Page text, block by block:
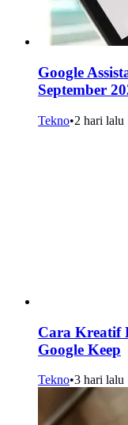
Google
September
Tekno•2 hari lalu
Cara Kreatif
Google Keep
Tekno•3 hari lalu